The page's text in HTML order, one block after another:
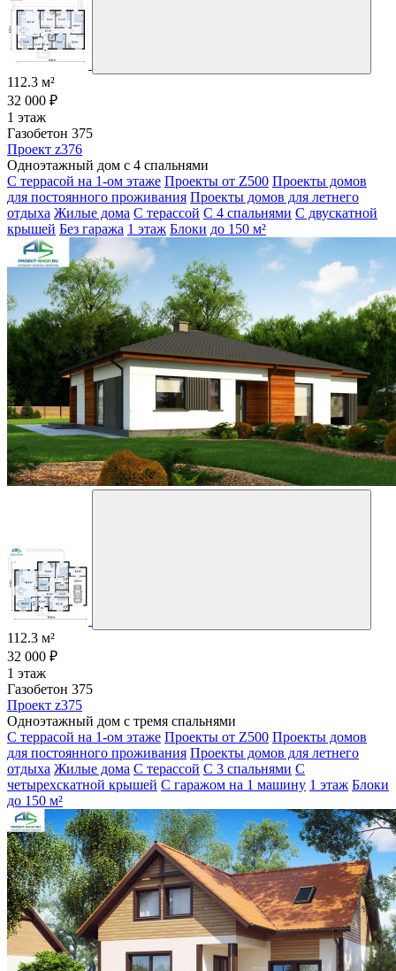
112.3 м²
32 000 ₽
1 этаж
Газобетон 375
Проект z376
Одноэтажный дом с 4 спальнями
С террасой на 1-ом этаже Проекты от Z500 Проекты домов
для постоянного проживания Проекты домов для летнего
отдыха Жилые дома С терассой С 4 спальнями С двускатной
крышей Без гаража 1 этаж Блоки до 150 м²
112.3 м²
32 000 ₽
1 этаж
Газобетон 375
Проект z375
Одноэтажный дом с тремя спальнями
С террасой на 1-ом этаже Проекты от Z500 Проекты домов
для постоянного проживания Проекты домов для летнего
отдыха Жилые дома С терассой С 3 спальнями С
четырехскатной крышей С гаражом на 1 машину 1 этаж Блоки
до 150 м²